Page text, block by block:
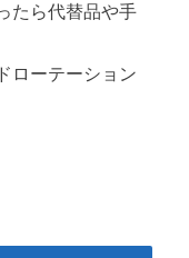
たら代替品や手
ローテーション